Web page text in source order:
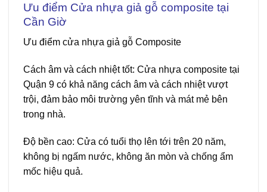
Ưu điểm Cửa nhựa giả gỗ composite tại
Cần Giờ
Ưu điểm cửa nhựa giả gỗ Composite
Cách âm và cách nhiệt tốt: Cửa nhựa composite tại
Quận 9 có khả năng cách âm và cách nhiệt vượt
trội, đảm bảo môi trường yên tĩnh và mát mẻ bên
trong nhà.
Độ bền cao: Cửa có tuổi thọ lên tới trên 20 năm,
không bị ngấm nước, không ăn mòn và chống ẩm
mốc hiệu quả.